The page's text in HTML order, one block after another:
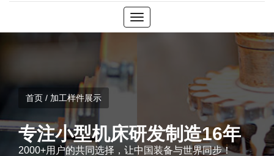
Toggle
navigation
首页 / 加工样件展示
专注小型机床研发制造16年
2000+用户的共同选择，让中国装备与世界同步！